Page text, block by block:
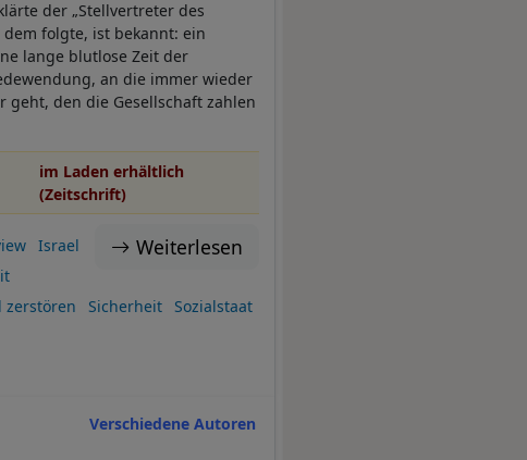
der „Stellvertreter des
dem folgte, ist bekannt: ein
lange blutlose Zeit der
an die immer wieder
den die Gesellschaft zahlen
im Laden erhältlich
(Zeitschrift)
Weiterlesen
Israel
zerstören Sicherheit
Sozialstaat
Verschiedene Autoren